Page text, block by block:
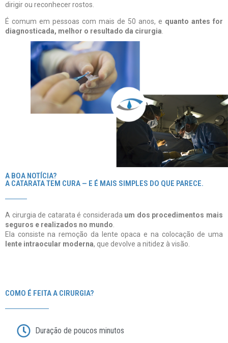
dirigir ou reconhecer rostos.
É comum em pessoas com mais de 50 anos, e quanto antes for
diagnosticada, melhor o resultado da cirurgia
A BOA NOTÍCIA?
A CATARATA TEM CURA — E É MAIS SIMPLES DO QUE PARECE.
A cirurgia de catarata é considerada um dos procedimentos mais
seguros e realizados no mundo
Ela consiste na remoção da lente opaca e na colocação de uma
lente intraocular moderna, que devolve a nitidez à visão.
COMO É FEITA A CIRURGIA?
Duração de poucos minutos